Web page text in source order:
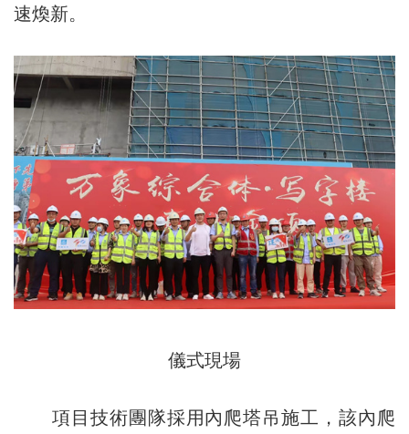
速煥新。
儀式現場
項目技術團隊採用內爬塔吊施工，該內爬